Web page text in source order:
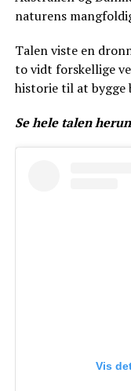
naturens
Talen viste en
to vidt forskellige
historie til at
Se hele talen
Vis